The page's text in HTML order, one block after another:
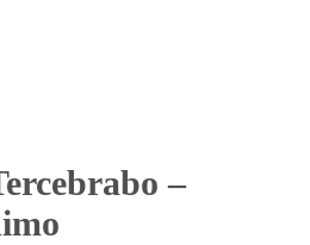
–